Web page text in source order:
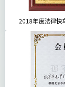
2018年度法律快